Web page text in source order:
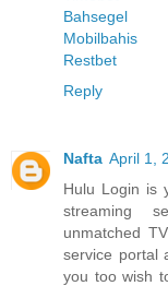
Bahsegel
Mobilbahis
Restbet
Reply
Nafta April 1,
Hulu Login is
streaming
unmatched
service portal
you too wish